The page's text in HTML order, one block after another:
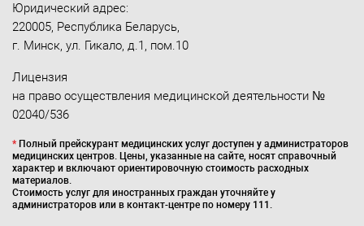
Юридический адрес:
220005, Республика Беларусь,
г. Минск, ул. Гикало, д.1, пом.10
Лицензия
на право осуществления медицинской деятельности №
02040/536
* Полный прейскурант медицинских услуг доступен у администраторов
медицинских центров. Цены, указанные на сайте, носят справочный
характер и включают ориентировочную стоимость расходных
материалов.
Стоимость услуг для иностранных граждан уточняйте у
администраторов или в контакт-центре по номеру 111.